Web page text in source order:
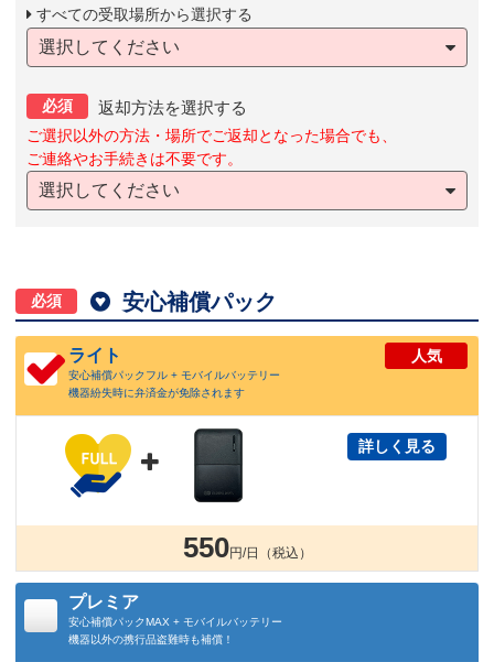
すべての受取場所から選択する
選択してください
必須 返却方法を選択する
ご選択以外の方法・場所でご返却となった場合でも、
ご連絡やお手続きは不要です。
選択してください
必須  安心補償パック
ライト
安心補償パックフル + モバイルバッテリー
機器紛失時に弁済金が免除されます
人気

詳しく見る
550円/日（税込）
プレミア
安心補償パックMAX + モバイルバッテリー
機器以外の携行品盗難時も補償！